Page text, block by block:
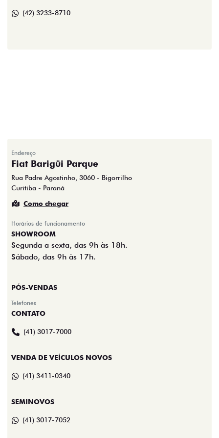
(42) 3233-8710
Endereço
Fiat Barigüi Parque
Rua Padre Agostinho, 3060 - Bigorrilho
Curitiba - Paraná
Como chegar
Horários de funcionamento
SHOWROOM
Segunda a sexta, das 9h às 18h.
Sábado, das 9h às 17h.
PÓS-VENDAS
Telefones
CONTATO
(41) 3017-7000
VENDA DE VEÍCULOS NOVOS
(41) 3411-0340
SEMINOVOS
(41) 3017-7052